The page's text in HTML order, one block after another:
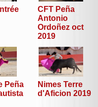
CFT Peña
Antonio
Ordoñez oct
2019
Peña
Nimes Terre
d'Aficion 2019